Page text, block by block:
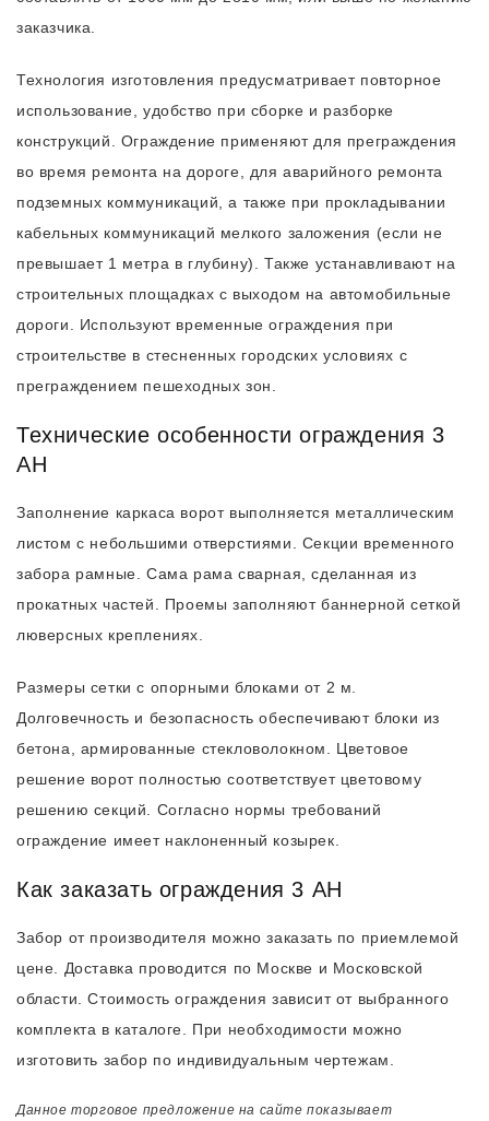
заказчика.
Технология изготовления предусматривает повторное
использование, удобство при сборке и разборке
конструкций. Ограждение применяют для преграждения
во время ремонта на дороге, для аварийного ремонта
подземных коммуникаций, а также при прокладывании
кабельных коммуникаций мелкого заложения (если не
превышает 1 метра в глубину). Также устанавливают на
строительных площадках с выходом на автомобильные
дороги. Используют временные ограждения при
строительстве в стесненных городских условиях с
преграждением пешеходных зон.
Технические особенности ограждения 3
АН
Заполнение каркаса ворот выполняется металлическим
листом с небольшими отверстиями. Секции временного
забора рамные. Сама рама сварная, сделанная из
прокатных частей. Проемы заполняют баннерной сеткой
люверсных креплениях.
Размеры сетки с опорными блоками от 2 м.
Долговечность и безопасность обеспечивают блоки из
бетона, армированные стекловолокном. Цветовое
решение ворот полностью соответствует цветовому
решению секций. Согласно нормы требований
ограждение имеет наклоненный козырек.
Как заказать ограждения 3 АН
Забор от производителя можно заказать по приемлемой
цене. Доставка проводится по Москве и Московской
области. Стоимость ограждения зависит от выбранного
комплекта в каталоге. При необходимости можно
изготовить забор по индивидуальным чертежам.
Данное торговое предложение на сайте показывает